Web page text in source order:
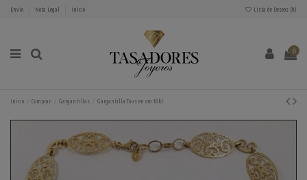
Envío Nota Legal Inicio Lista de Deseos (0)
0
Inicio Comprar Gargantillas Gargantilla Tous en oro 18kt